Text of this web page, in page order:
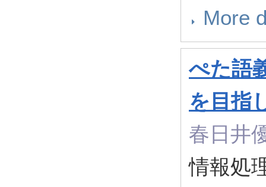
More
ぺた語
を目指
春日井
情報処